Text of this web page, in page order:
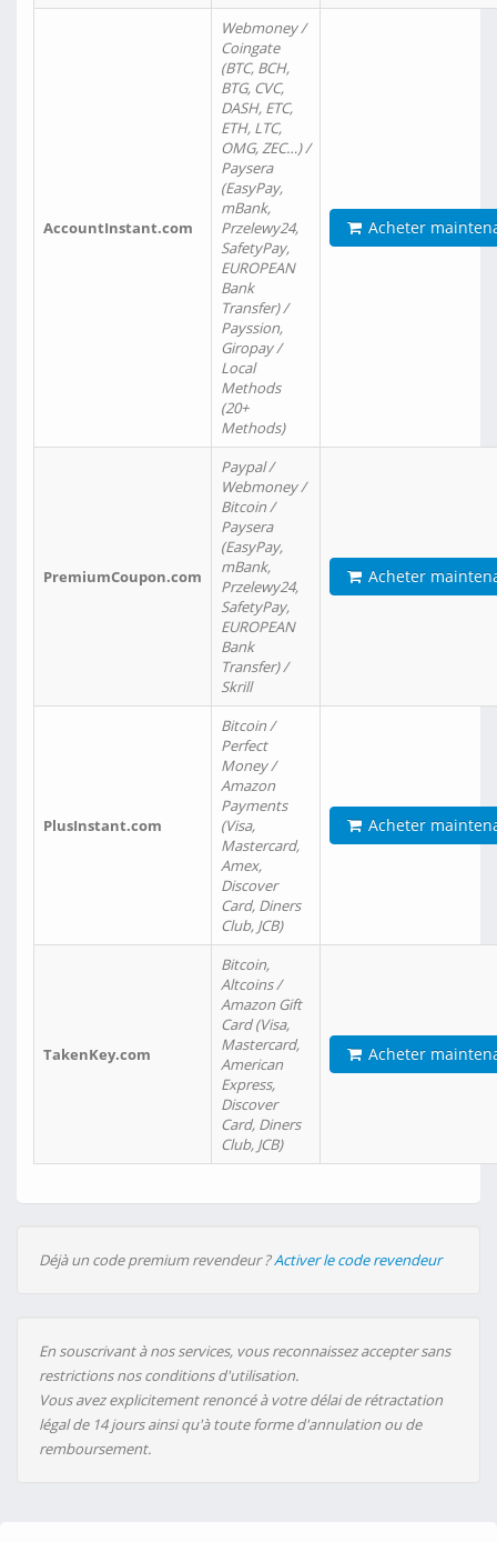
AccountInstant.com
Webmoney /
Coingate
(BTC, BCH,
BTG, CVC,
DASH, ETC,
ETH, LTC,
OMG, ZEC…) /
Paysera
(EasyPay,
mBank,
Przelewy24,
SafetyPay,
EUROPEAN
Bank
Transfer) /
Payssion,
Giropay /
Local
Methods
(20+
Methods)
Acheter
PremiumCoupon.com
Paypal /
Webmoney /
Bitcoin /
Paysera
(EasyPay,
mBank,
Przelewy24,
SafetyPay,
EUROPEAN
Bank
Transfer) /
Skrill
Acheter
PlusInstant.com
Bitcoin /
Perfect
Money /
Amazon
Payments
(Visa,
Mastercard,
Amex,
Discover
Card, Diners
Club, JCB)
Acheter
TakenKey.com
Bitcoin,
Altcoins /
Amazon Gift
Card (Visa,
Mastercard,
American
Express,
Discover
Card, Diners
Club, JCB)
Acheter
Déjà un code premium revendeur ?Activer le code revendeur
En souscrivant à nos services, vous reconnaissez accepter sans
restrictions nos conditions d'utilisation.
Vous avez explicitement renoncé à votre délai de rétractation
légal de 14 jours ainsi qu'à toute forme d'annulation ou de
remboursement.